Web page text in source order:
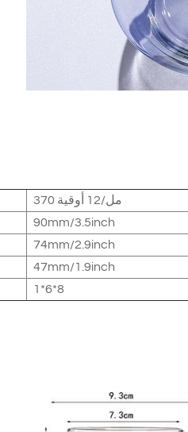
370 مل/12 أوقية
90mm/3.5inch
74mm/2.9inch
47mm/1.9inch
1*6*8